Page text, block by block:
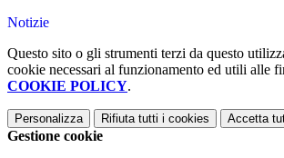
Notizie
Questo sito o gli strumenti terzi da questo
cookie necessari al funzionamento ed utili alle
COOKIE POLICY.
Personalizza Rifiuta tutti i cookies Accetta
Gestione cookie